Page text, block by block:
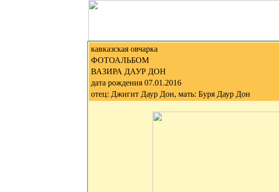
кавказская овчарка
ФОТОАЛЬБОМ
ВАЗИРА ДАУР ДОН
дата рождения 07.01.2016
отец: Джигит Даур Дон, мать: Буря Даур Дон